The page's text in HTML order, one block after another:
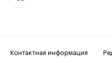
Контактная информация